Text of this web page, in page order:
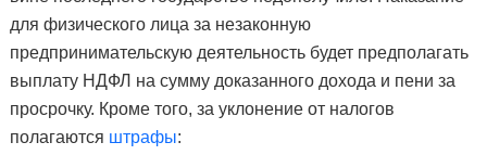
для физического лица за незаконную
предпринимательскую деятельность будет предполагать
выплату НДФЛ на сумму доказанного дохода и пени за
просрочку. Кроме того, за уклонение от налогов
полагаются штрафы: